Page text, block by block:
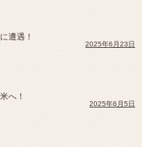
遭遇！
2025年6月23日
へ！
2025年6月5日